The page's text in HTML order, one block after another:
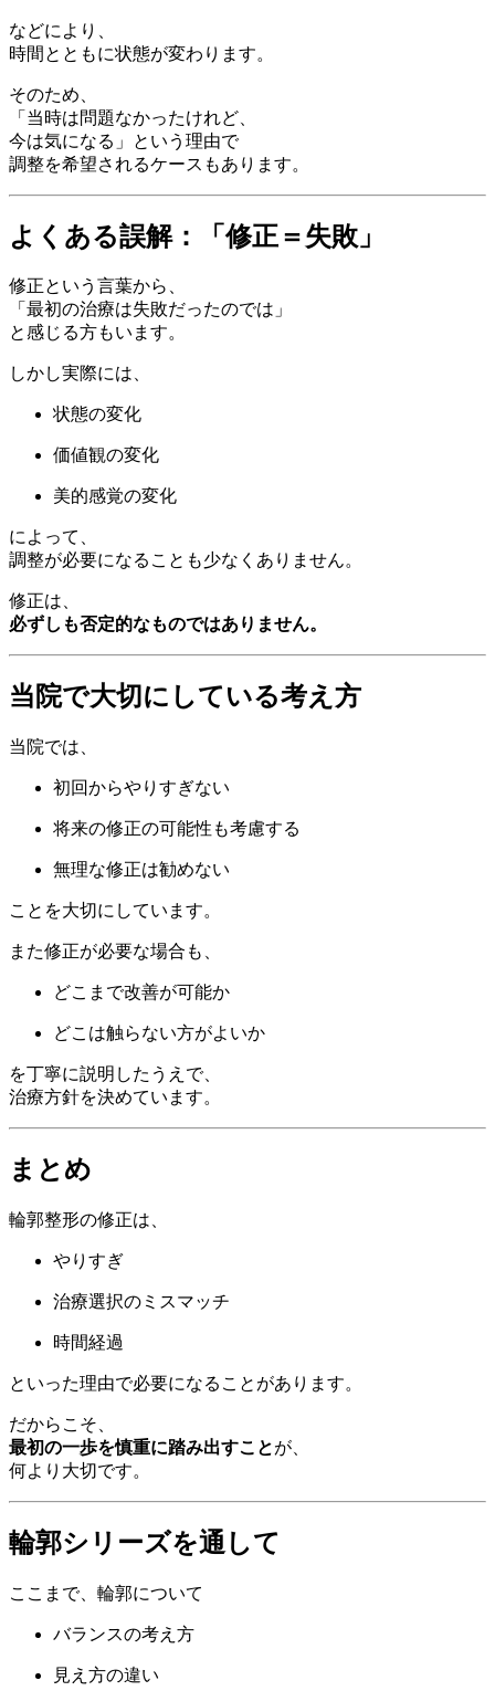
などにより、
時間とともに状態が変わります。
そのため、
「当時は問題なかったけれど、
今は気になる」という理由で
調整を希望されるケースもあります。
よくある誤解：「修正＝失敗」
修正という言葉から、
「最初の治療は失敗だったのでは」
と感じる方もいます。
しかし実際には、
状態の変化
価値観の変化
美的感覚の変化
によって、
調整が必要になることも少なくありません。
修正は、
必ずしも否定的なものではありません。
当院で大切にしている考え方
当院では、
初回からやりすぎない
将来の修正の可能性も考慮する
無理な修正は勧めない
ことを大切にしています。
また修正が必要な場合も、
どこまで改善が可能か
どこは触らない方がよいか
を丁寧に説明したうえで、
治療方針を決めています。
まとめ
輪郭整形の修正は、
やりすぎ
治療選択のミスマッチ
時間経過
といった理由で必要になることがあります。
だからこそ、
最初の一歩を慎重に踏み出すことが、
何より大切です。
輪郭シリーズを通して
ここまで、輪郭について
バランスの考え方
見え方の違い